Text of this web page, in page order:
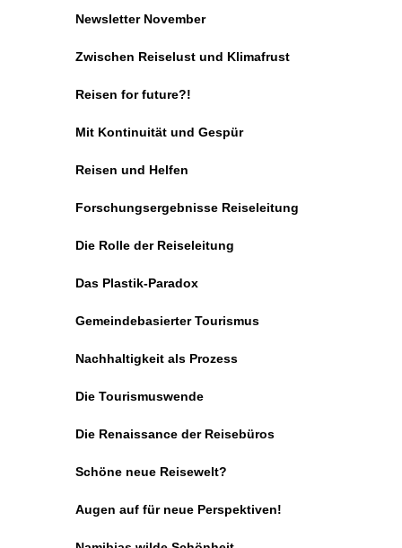
Newsletter November
Zwischen Reiselust und Klimafrust
Reisen for future?!
Mit Kontinuität und Gespür
Reisen und Helfen
Forschungsergebnisse Reiseleitung
Die Rolle der Reiseleitung
Das Plastik-Paradox
Gemeindebasierter Tourismus
Nachhaltigkeit als Prozess
Die Tourismuswende
Die Renaissance der Reisebüros
Schöne neue Reisewelt?
Augen auf für neue Perspektiven!